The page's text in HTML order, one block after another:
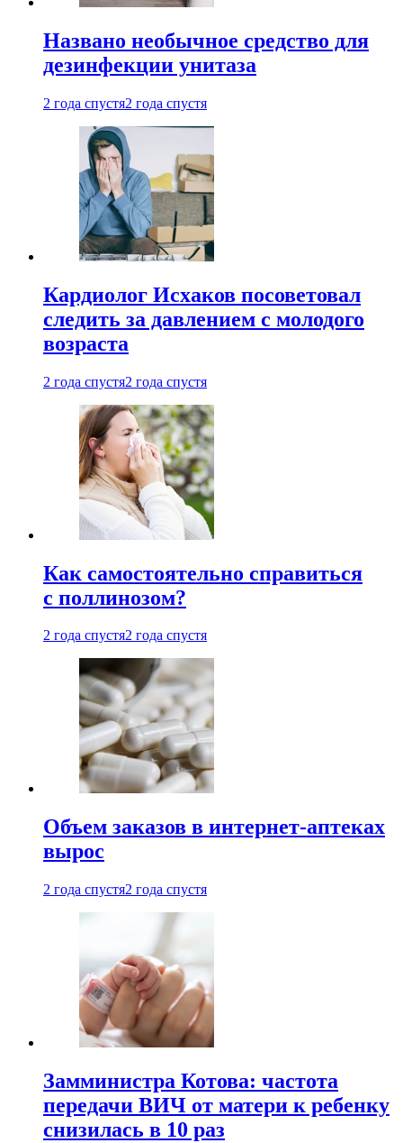
Названо необычное средство для
дезинфекции унитаза
2 года спустя2 года спустя
Кардиолог Исхаков посоветовал
следить за давлением с молодого
возраста
2 года спустя2 года спустя
Как самостоятельно справиться
с поллинозом?
2 года спустя2 года спустя
Объем заказов в интернет-аптеках
вырос
2 года спустя2 года спустя
Замминистра Котова: частота
передачи ВИЧ от матери к ребенку
снизилась в 10 раз